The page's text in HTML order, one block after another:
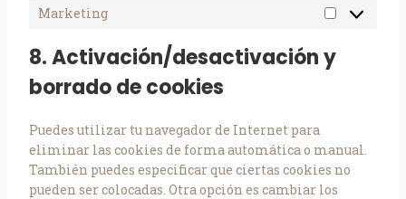
Marketing
8. Activación/desactivación y
borrado de cookies
Puedes utilizar tu navegador de Internet para
eliminar las cookies de forma automática o manual.
También puedes especificar que ciertas cookies no
pueden ser colocadas. Otra opción es cambiar los